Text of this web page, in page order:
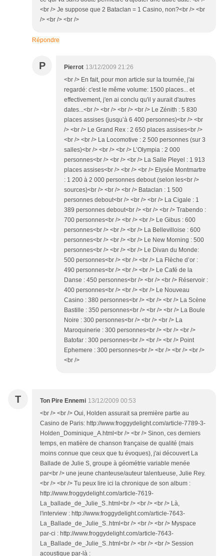
<br /> Je suppose que 2 Bataclan = 1 Casino, non?<br /> <br
/> <br /> <br />
Répondre
P Pierrot 13/12/2009 21:26
<br /> En fait, pour mon article sur la tournée, j'ai
regardé: c'est le même volume: 1500 places... et
effectivement, j'en ai conclu qu'il y aurait d'autres
dates...<br /> <br /> <br /> <br /> Le Zénith : 5 830
places assises (jusqu’à 6 400 personnes)<br /> <br
/> <br /> Le Grand Rex : 2 650 places assises<br />
<br /> <br /> La Locomotive : 2 500 personnes (sur 3
salles)<br /> <br /> <br /> L’Olympia : 2 000
personnes<br /> <br /> <br /> La Salle Pleyel : 1 913
places assises<br /> <br /> <br /> Elysée Montmartre
: 1 200 à 2 000 personnes debout (selon les<br />
sources)<br /> <br /> <br /> Bataclan : 1 500
personnes debout<br /> <br /> <br /> La Cigale : 1
389 personnes debout<br /> <br /> <br /> Trabendo :
700 personnes<br /> <br /> <br /> Le Gibus : 600
personnes<br /> <br /> <br /> La Bellevilloise : 600
personnes<br /> <br /> <br /> Le New Morning : 500
personnes<br /> <br /> <br /> Le Divan du Monde:
500 personnes<br /> <br /> <br /> La Flèche d’or :
490 personnes<br /> <br /> <br /> Le Café de la
Danse : 450 personnes<br /> <br /> <br /> Réservoir :
400 personnes<br /> <br /> <br /> Le Nouveau
Casino : 380 personnes<br /> <br /> <br /> La Scène
Bastille : 350 personnes<br /> <br /> <br /> La Boule
Noire : 300 personnes<br /> <br /> <br /> La
Maroquinerie : 300 personnes<br /> <br /> <br />
Batofar : 300 personnes<br /> <br /> <br /> Point
Ephemere : 300 personnes<br /> <br /> <br /> <br />
<br />
T Ton Pire Ennemi 13/12/2009 00:53
<br /> <br /> Oui, Holden assurait sa première partie au
Casino de Paris: http://www.froggydelight.com/article-7789-3-
Holden_Dominique_A.html<br /> <br /> Sinon, ces derniers
temps, en matière de chanson française de qualité (mais
moins connue que ceux que tu évoques), j'ai découvert La
Ballade de Julie S, groupe à géométrie variable menée
par<br /> une jeune chanteuse/auteur talentueuse, Julie Rey.
<br /> <br /> Tu peux lire ici la chronique de son album :
http://www.froggydelight.com/article-7619-
La_ballade_de_Julie_S..html<br /> <br /> <br /> Là,
l'interview : http://www.froggydelight.com/article-7643-
La_Ballade_de_Julie_S..html<br /> <br /> <br /> Myspace
par-ci : http://www.froggydelight.com/article-7643-
La_Ballade_de_Julie_S..html<br /> <br /> <br /> Session
acoustique par-là :